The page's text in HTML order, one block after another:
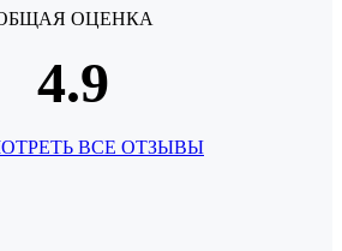
ОЦЕНКА
4.9
ВСЕ ОТЗЫВЫ